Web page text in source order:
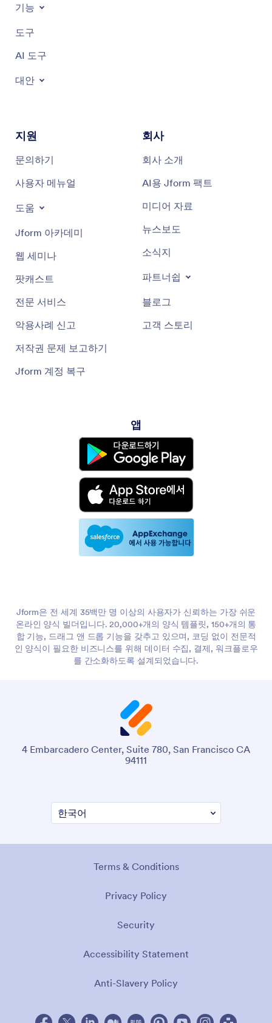
기능
도구
AI 도구
대안
지원
문의하기
사용자 메뉴얼
도움
Jform 아카데미
웹 세미나
팟캐스트
전문 서비스
악용사례 신고
저작권 문제 보고하기
Jform 계정 복구
회사
회사 소개
AI용 Jform 팩트
미디어 자료
뉴스보도
소식지
파트너쉽
블로그
고객 스토리
앱
Jform은 전 세계 35백만 명 이상의 사용자가 신뢰하는 가장 쉬운
온라인 양식 빌더입니다. 20,000+개의 양식 템플릿, 150+개의 통
합 기능, 드래그 앤 드롭 기능을 갖추고 있으며, 코딩 없이 전문적
인 양식이 필요한 비즈니스를 위해 데이터 수집, 결제, 워크플로우
를 간소화하도록 설계되었습니다.
4 Embarcadero Center, Suite 780, San Francisco CA
94111
Terms & Conditions
Privacy Policy
Security
Accessibility Statement
Anti-Slavery Policy